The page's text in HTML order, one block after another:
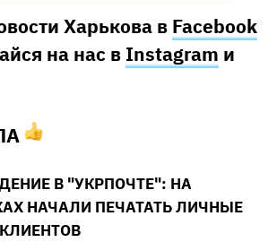
Харькова в Facebook
на нас в Instagram и
В "УКРПОЧТЕ": НА
НАЧАЛИ ПЕЧАТАТЬ ЛИЧНЫЕ